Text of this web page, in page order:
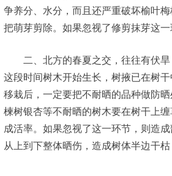
争养分、水分，而且还严重破坏榆叶
把萌芽剪除。如果忽视了修剪抹芽这
二、北方的春夏之交，往往有伏旱
这段时间树木开始生长，树掖已在树
移栽后，一定要把不耐晒的品种做防
楝树银杏等不耐晒的树木要在树干上
成活率。如果忽视了这一环节，则造
从上到下整体晒伤，造成树体半边干枯